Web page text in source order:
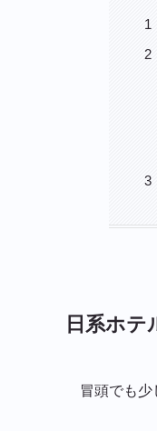
日系ホ
冒頭でも